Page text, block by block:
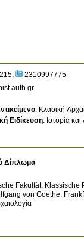
2310997775
: Κλασική
Ειδίκευση: Ιστορία
Δίπλωμα
Fakultät,
von Goethe,